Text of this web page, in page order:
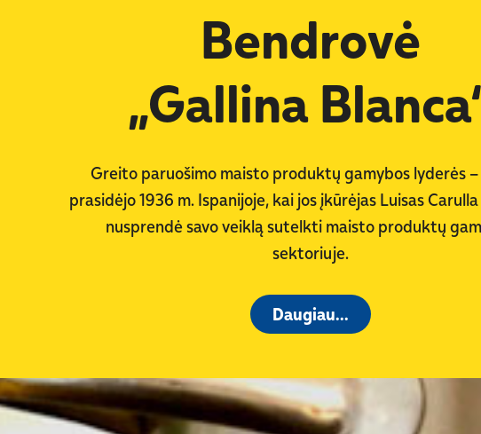
Bendrovė
„Gallina
Greito paruošimo maisto produktų gamybos lyderės
prasidėjo 1936 m. Ispanijoje, kai jos įkūrėjas Luisas Carulla
nusprendė savo veiklą sutelkti maisto produktų
sektoriuje.
Daugiau...